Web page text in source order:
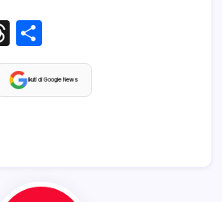
T
hr
e
h
ar
Ikuti di Google News